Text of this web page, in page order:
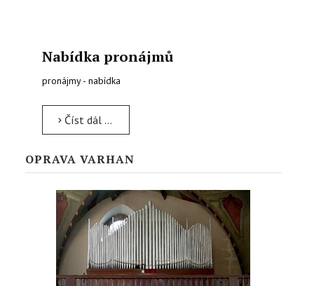
Nabídka pronájmů
pronájmy - nabídka
Číst dál …
OPRAVA VARHAN